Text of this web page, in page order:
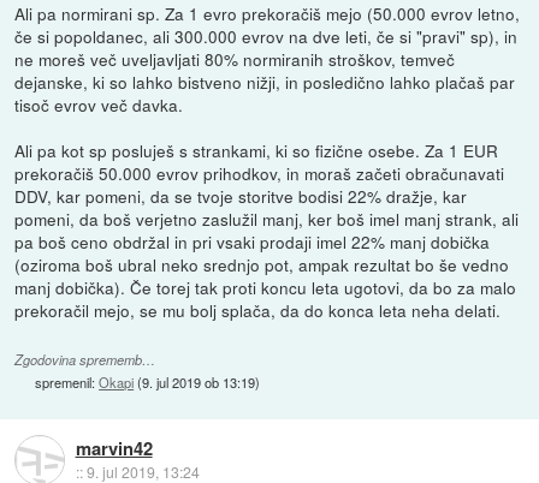
Ali pa normirani sp. Za 1 evro prekoračiš mejo (50.000 evrov letno,
če si popoldanec, ali 300.000 evrov na dve leti, če si "pravi" sp), in
ne moreš več uveljavljati 80% normiranih stroškov, temveč
dejanske, ki so lahko bistveno nižji, in posledično lahko plačaš par
tisoč evrov več davka.
Ali pa kot sp posluješ s strankami, ki so fizične osebe. Za 1 EUR
prekoračiš 50.000 evrov prihodkov, in moraš začeti obračunavati
DDV, kar pomeni, da se tvoje storitve bodisi 22% dražje, kar
pomeni, da boš verjetno zaslužil manj, ker boš imel manj strank, ali
pa boš ceno obdržal in pri vsaki prodaji imel 22% manj dobička
(oziroma boš ubral neko srednjo pot, ampak rezultat bo še vedno
manj dobička). Če torej tak proti koncu leta ugotovi, da bo za malo
prekoračil mejo, se mu bolj splača, da do konca leta neha delati.
Zgodovina sprememb…
spremenil:Okapi(9. jul 2019 ob 13:19)
marvin42
::9. jul 2019, 13:24